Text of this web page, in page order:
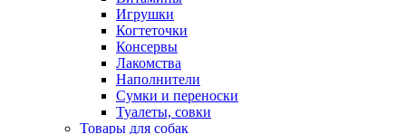
Игрушки
Когтеточки
Консервы
Лакомства
Наполнители
Сумки и переноски
Туалеты, совки
Товары для собак